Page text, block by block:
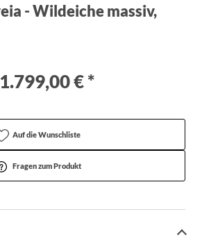
- Wildeiche massiv,
1.799,00 € *
Auf die Wunschliste
Fragen zum Produkt